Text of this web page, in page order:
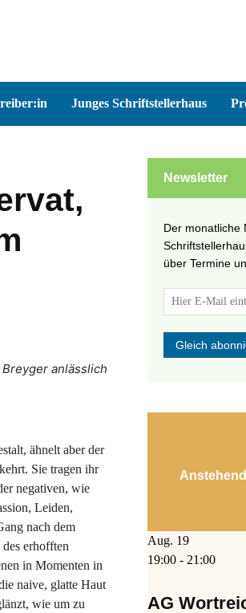
Junges Schriftstellerhaus
anlässlich
ähnelt aber der
Sie tragen ihr
negativen, wie
Leiden,
nach dem
erhofften
in Momenten in
naive, glatte Haut
wie um zu
Newsletter
Der monatliche
über Termine
Aug. 19
19:00 - 21:00
AG